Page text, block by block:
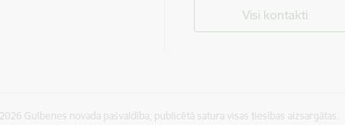
Visi kontakti
2026 Gulbenes novada pašvaldība, publicētā satura visas tiesības aizsargātas.